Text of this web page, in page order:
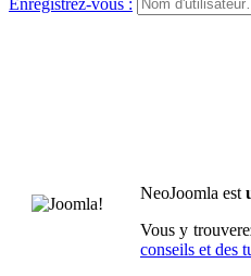
Enregistrez-vous :
NeoJoomla est
Vous y
conseils et des